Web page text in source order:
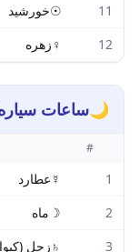
11
☉خورشید
12
♀ زهره
🌙ساعات
#
1
☿ عطارد
2
☽ ماه
3
♄ زحل